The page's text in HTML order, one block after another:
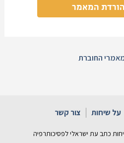
הורדת המאמר
החוברת
על שיחות צור קשר
כתב עת ישראלי לפסיכותרפיה